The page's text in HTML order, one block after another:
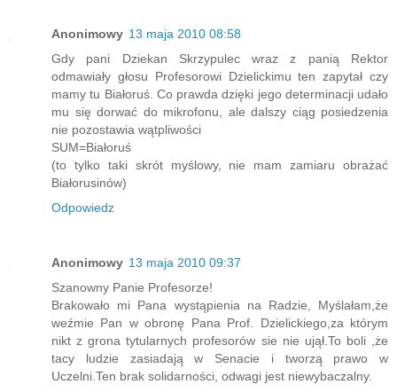
Anonimowy 13 maja 2010 08:58
Gdy pani Dziekan Skrzypulec wraz z panią Rektor
odmawiały głosu Profesorowi Dzielickimu ten zapytał czy
mamy tu Białoruś. Co prawda dzięki jego determinacji udało
mu się dorwać do mikrofonu, ale dalszy ciąg posiedzenia
nie pozostawia wątpliwości
SUM=Białoruś
(to tylko taki skrót myślowy, nie mam zamiaru obrażać
Białorusinów)
Odpowiedz
Anonimowy 13 maja 2010 09:37
Szanowny Panie Profesorze!
Brakowało mi Pana wystąpienia na Radzie, Myślałam,że
weźmie Pan w obronę Pana Prof. Dzielickiego,za którym
nikt z grona tytularnych profesorów sie nie ujął.To boli ,że
tacy ludzie zasiadają w Senacie i tworzą prawo w
Uczelni.Ten brak solidarności, odwagi jest niewybaczalny.